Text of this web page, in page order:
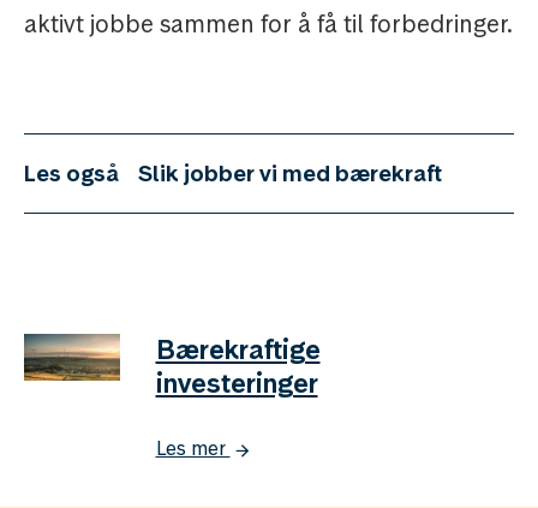
aktivt jobbe sammen for å få til forbedringer.
Les også Slik jobber vi med bærekraft
Bærekraftige
investeringer
Les mer